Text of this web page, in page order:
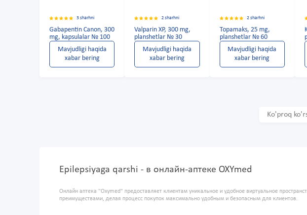
3 sharhni
Gabapentin Canon, 300
mg, kapsulalar № 100
Mavjudligi haqida
xabar bering
2 sharhni
Valparin XP, 300 mg,
planshetlar № 30
Mavjudligi haqida
xabar bering
2 sharhni
Topamaks, 25 mg,
planshetlar № 60
Mavjudligi haqida
xabar bering
Ko'proq
Epilepsiyaga qarshi - в онлайн-аптеке OXYmed
Онлайн аптека "Oxymed" предоставляет клиентам уникальное и удобное виртуальное
преимуществами, делая процесс покупок максимально удобным и безопасным для клиентов.